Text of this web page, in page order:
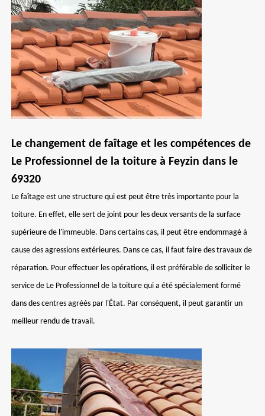
Le changement de faîtage et les compétences de
Le Professionnel de la toiture à Feyzin dans le
69320
Le faîtage est une structure qui est peut être très importante pour la
toiture. En effet, elle sert de joint pour les deux versants de la surface
supérieure de l'immeuble. Dans certains cas, il peut être endommagé à
cause des agressions extérieures. Dans ce cas, il faut faire des travaux de
réparation. Pour effectuer les opérations, il est préférable de solliciter le
service de Le Professionnel de la toiture qui a été spécialement formé
dans des centres agréés par l'État. Par conséquent, il peut garantir un
meilleur rendu de travail.